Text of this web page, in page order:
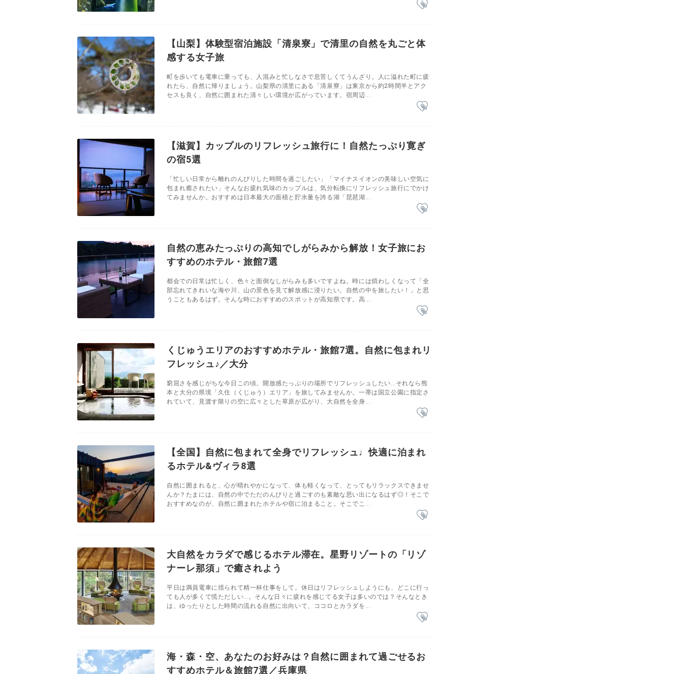
【山梨】体験型宿泊施設「清泉寮」で清里の自然を丸ごと体
感する女子旅
町を歩いても電車に乗っても、人混みと忙しなさで息苦しくてうんざり。人に溢れた町に疲
れたら、自然に帰りましょう。山梨県の清里にある「清泉寮」は東京から約2時間半とアク
セスも良く、自然に囲まれた清々しい環境が広がっています。宿周辺...
【滋賀】カップルのリフレッシュ旅行に！自然たっぷり寛ぎ
の宿5選
「忙しい日常から離れのんびりした時間を過ごしたい」「マイナスイオンの美味しい空気に
包まれ癒されたい」そんなお疲れ気味のカップルは、気分転換にリフレッシュ旅行にでかけ
てみませんか。おすすめは日本最大の面積と貯水量を誇る湖「琵琶湖...
自然の恵みたっぷりの高知でしがらみから解放！女子旅にお
すすめのホテル・旅館7選
都会での日常は忙しく、色々と面倒なしがらみも多いですよね。時には煩わしくなって「全
部忘れてきれいな海や川、山の景色を見て解放感に浸りたい。自然の中を旅したい！」と思
うこともあるはず。そんな時におすすめのスポットが高知県です。高...
くじゅうエリアのおすすめホテル・旅館7選。自然に包まれリ
フレッシュ♪／大分
窮屈さを感じがちな今日この頃。開放感たっぷりの場所でリフレッシュしたい…それなら熊
本と大分の県境「久住（くじゅう）エリア」を旅してみませんか。一帯は国立公園に指定さ
れていて、見渡す限りの空に広々とした草原が広がり、大自然を全身...
【全国】自然に包まれて全身でリフレッシュ♩快適に泊まれ
るホテル&ヴィラ8選
自然に囲まれると、心が晴れやかになって、体も軽くなって、とってもリラックスできませ
んか？たまには、自然の中でただのんびりと過ごすのも素敵な思い出になるはず◎！そこで
おすすめなのが、自然に囲まれたホテルや宿に泊まること。そこでこ...
大自然をカラダで感じるホテル滞在。星野リゾートの「リゾ
ナーレ那須」で癒されよう
平日は満員電車に揺られて精一杯仕事をして。休日はリフレッシュしようにも、どこに行っ
ても人が多くて慌ただしい…。そんな日々に疲れを感じてる女子は多いのでは？そんなとき
は、ゆったりとした時間の流れる自然に出向いて、ココロとカラダを...
海・森・空、あなたのお好みは？自然に囲まれて過ごせるお
すすめホテル＆旅館7選／兵庫県